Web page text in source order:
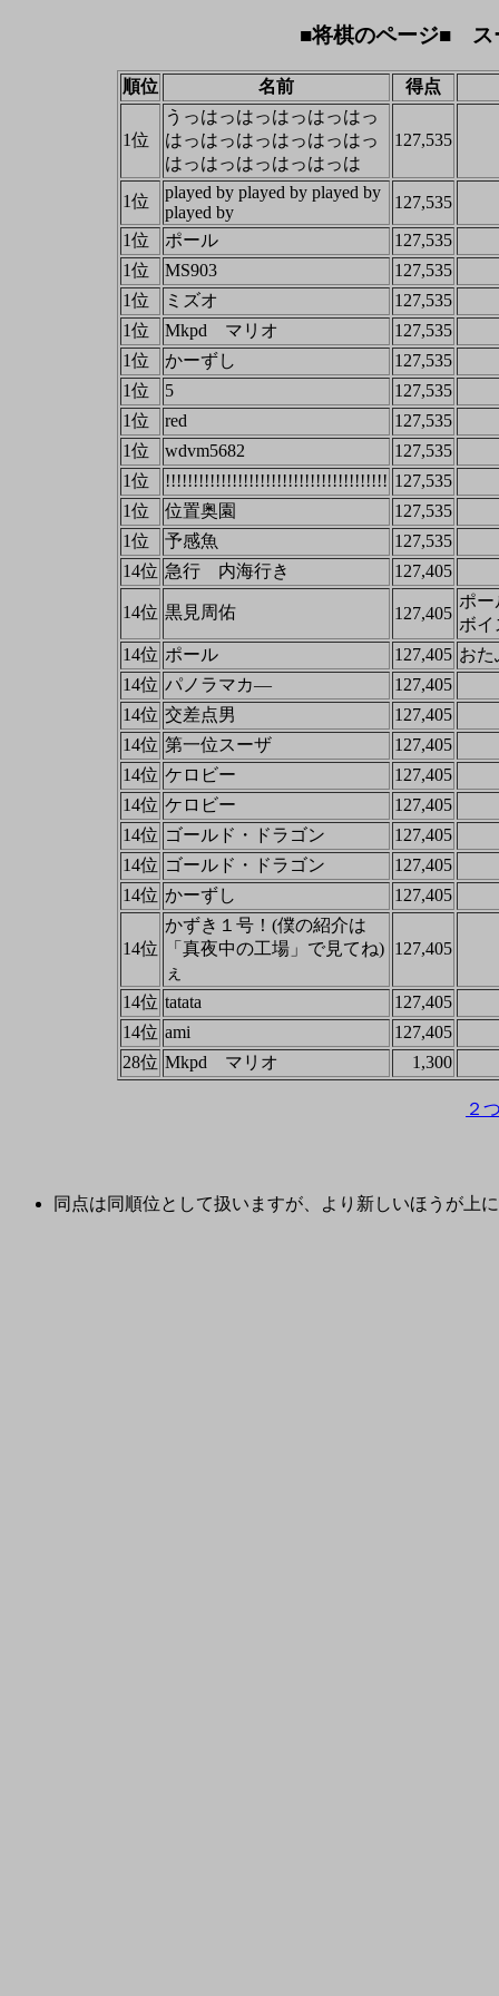
■将棋のページ■ ス
順位 名前 得点
1位
うっはっはっはっはっはっ
はっはっはっはっはっはっ
はっはっはっはっはっは
127,535
1位
played by played by played by
played by
127,535
1位
ポール
127,535
1位
MS903
127,535
1位
ミズオ
127,535
1位
Mkpd マリオ
127,535
1位
かーずし
127,535
1位
5
127,535
1位
red
127,535
1位
wdvm5682
127,535
1位
!!!!!!!!!!!!!!!!!!!!!!!!!!!!!!!!!!!!!!!! 127,535
1位
位置奥園
127,535
1位
予感魚
127,535
14位 急行 内海行き 127,405
14位 黒見周佑 127,405
ポー
ボイ
14位 ポール 127,405 おた
14位 パノラマカ―
127,405
14位 交差点男
127,405
14位 第一位スーザ
127,405
14位 ケロビー
127,405
14位 ケロビー
127,405
14位 ゴールド・ドラゴン
127,405
14位 ゴールド・ドラゴン
127,405
14位 かーずし 127,405
14位
かずき１号！(僕の紹介は
「真夜中の工場」で見てね)
ぇ
127,405
14位 tatata
127,405
14位 ami
127,405
28位 Mkpd マリオ 1,300
２
同点は同順位として扱いますが、より新しいほうが上